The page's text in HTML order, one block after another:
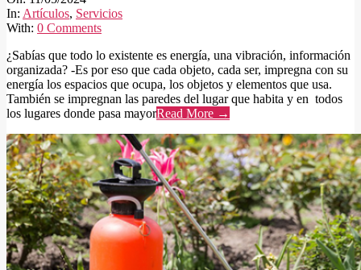
11
In: Artículos, Servicios
With: 0 Comments
¿Sabías que todo lo existente es energía, una vibración, información
organizada? -Es por eso que cada objeto, cada ser, impregna con su
energía los espacios que ocupa, los objetos y elementos que usa.
También se impregnan las paredes del lugar que habita y en todos
los lugares donde pasa mayorRead More →